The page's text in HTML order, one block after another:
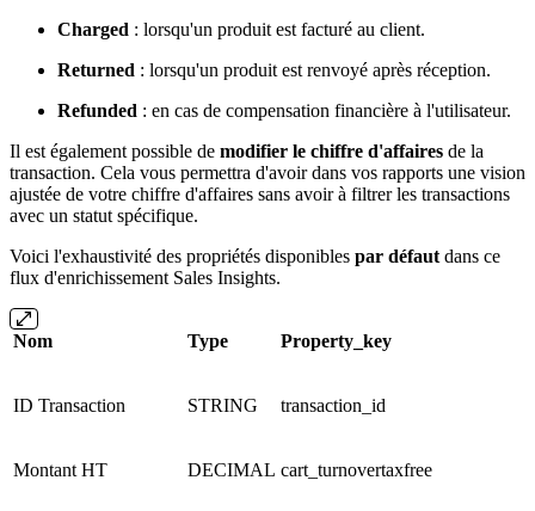
Charged : lorsqu'un produit est facturé au client.
Returned : lorsqu'un produit est renvoyé après réception.
Refunded : en cas de compensation financière à l'utilisateur.
Il est également possible de modifier le chiffre d'affaires de la
transaction. Cela vous permettra d'avoir dans vos rapports une vision
ajustée de votre chiffre d'affaires sans avoir à filtrer les transactions
avec un statut spécifique.
Voici l'exhaustivité des propriétés disponibles par défaut dans ce
flux d'enrichissement Sales Insights.
Nom Type Property_key
ID Transaction STRING transaction_id
Montant HT DECIMAL cart_turnovertaxfree